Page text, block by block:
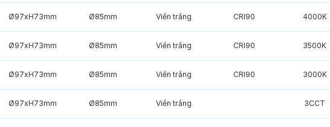
Ø97xH73mm Ø85mm Viền trắng CRI90 4000K
Ø97xH73mm Ø85mm Viền trắng CRI90 3500K
Ø97xH73mm Ø85mm Viền trắng CRI90 3000K
Ø97xH73mm Ø85mm Viền trắng 3CCT